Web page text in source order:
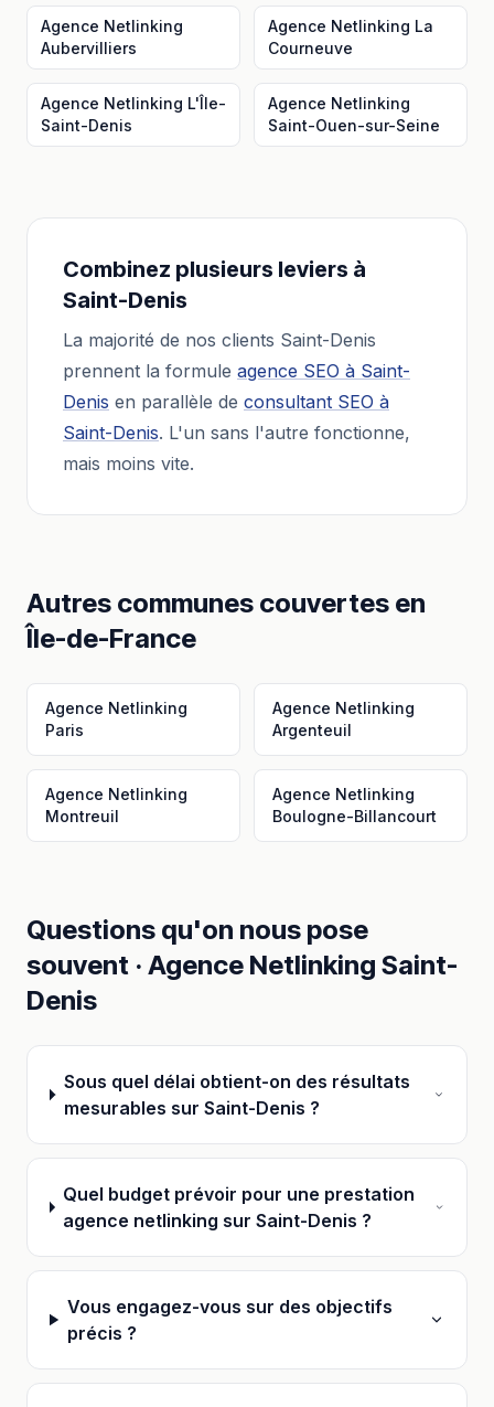
Agence Netlinking
Aubervilliers
Agence Netlinking La
Courneuve
Agence Netlinking L'Île-
Saint-Denis
Agence Netlinking
Saint-Ouen-sur-Seine
Combinez plusieurs leviers à
Saint-Denis
La majorité de nos clients Saint-Denis
prennent la formule agence SEO à Saint-
Denis en parallèle de consultant SEO à
Saint-Denis. L'un sans l'autre fonctionne,
mais moins vite.
Autres communes couvertes en
Île-de-France
Agence Netlinking
Paris
Agence Netlinking
Argenteuil
Agence Netlinking
Montreuil
Agence Netlinking
Boulogne-Billancourt
Questions qu'on nous pose
souvent · Agence Netlinking Saint-
Denis
Sous quel délai obtient-on des résultats
mesurables sur Saint-Denis ?
Quel budget prévoir pour une prestation
agence netlinking sur Saint-Denis ?
Vous engagez-vous sur des objectifs
précis ?